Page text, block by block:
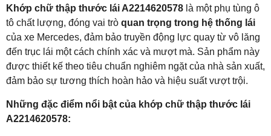
Khớp chữ thập thước lái A2214620578 là một phụ tùng ô
tô chất lượng, đóng vai trò quan trọng trong hệ thống lái
của xe Mercedes, đảm bảo truyền động lực quay từ vô lăng
đến trục lái một cách chính xác và mượt mà. Sản phẩm này
được thiết kế theo tiêu chuẩn nghiêm ngặt của nhà sản xuất,
đảm bảo sự tương thích hoàn hảo và hiệu suất vượt trội.
Những đặc điểm nổi bật của khớp chữ thập thước lái
A2214620578: